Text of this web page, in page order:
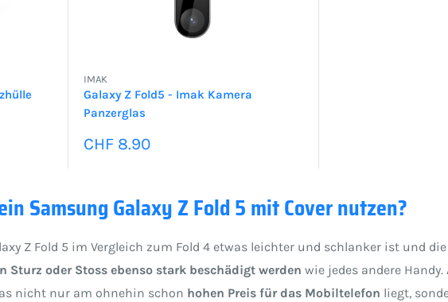
IMAK
Galaxy Z Fold5 - Imak Kamera
Panzerglas
Sonderpreis
CHF 8.90
Samsung Galaxy Z Fold 5 mit Cover nutzen?
Z Fold 5 im Vergleich zum Fold 4 etwas leichter und schlanker ist und
Sturz oder Stoss ebenso stark beschädigt werden wie jedes andere
nicht nur am ohnehin schon hohen Preis für das Mobiltelefon liegt,